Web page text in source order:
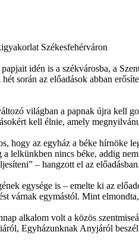
Székesfehérváron
idén is a székvárosba, a
során az előadások abban
világban a papnak újra kell
kell élnie, amely
hogy az egyház a béke hírnöke
lelkünkben nincs béke, addig
– hangzott el az előadásban.
egysége is – emelte ki az
várnak egymástól. Mint
alkalom volt a közös
Egyházunknak Anyjáról